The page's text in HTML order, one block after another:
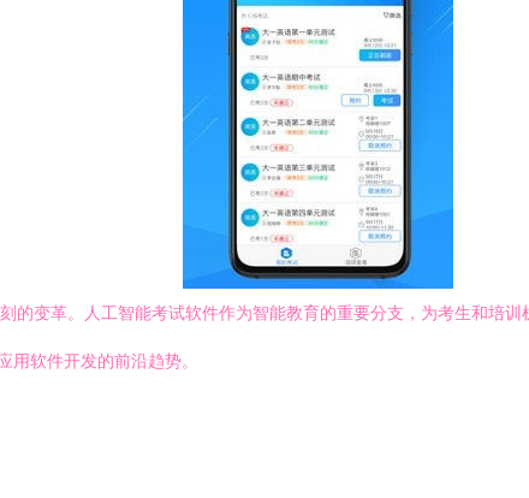
的变革。人工智能考试软件作为智能教育的重要分支，为考生和培
软件开发的前沿趋势。